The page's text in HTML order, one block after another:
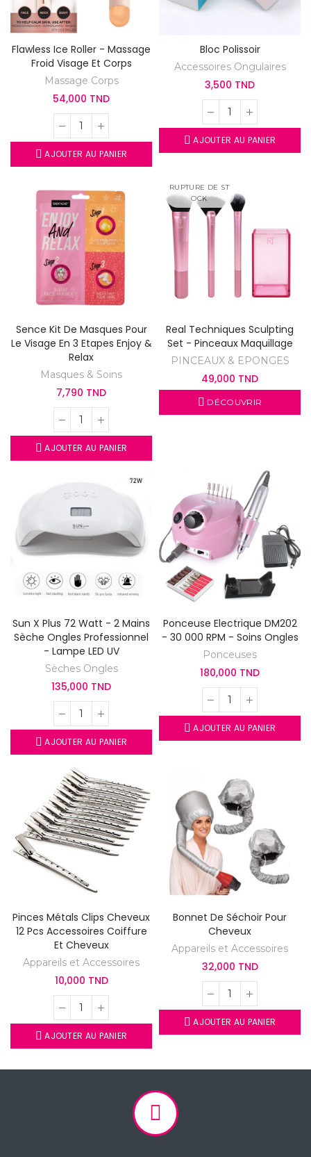
Flawless Ice Roller - Massage
Froid Visage Et Corps
Massage Corps
54,000 TND
AJOUTER AU PANIER
Bloc Polissoir
Accessoires Ongulaires
3,500 TND
AJOUTER AU PANIER
Sence Kit De Masques Pour
Le Visage En 3 Etapes Enjoy &
Relax
Masques & Soins
7,790 TND
AJOUTER AU PANIER
RUPTURE DE ST
OCK
Real Techniques Sculpting
Set - Pinceaux Maquillage
PINCEAUX & EPONGES
49,000 TND
DÉCOUVRIR
Sun X Plus 72 Watt - 2 Mains
Sèche Ongles Professionnel
- Lampe LED UV
Sèches Ongles
135,000 TND
AJOUTER AU PANIER
Ponceuse Electrique DM202
- 30 000 RPM - Soins Ongles
Ponceuses
180,000 TND
AJOUTER AU PANIER
Pinces Métals Clips Cheveux
12 Pcs Accessoires Coiffure
Et Cheveux
Appareils et Accessoires
10,000 TND
AJOUTER AU PANIER
Bonnet De Séchoir Pour
Cheveux
Appareils et Accessoires
32,000 TND
AJOUTER AU PANIER